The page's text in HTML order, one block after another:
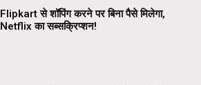
Flipkart से शॉपिंग करने पर बिना पैसे मिलेगा,
Netflix का सब्सक्रिप्शन!